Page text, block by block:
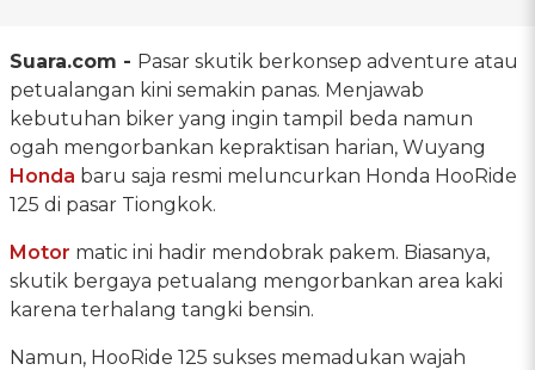
Suara.com - Pasar skutik berkonsep adventure atau
petualangan kini semakin panas. Menjawab
kebutuhan biker yang ingin tampil beda namun
ogah mengorbankan kepraktisan harian, Wuyang
Honda baru saja resmi meluncurkan Honda HooRide
125 di pasar Tiongkok.
Motor matic ini hadir mendobrak pakem. Biasanya,
skutik bergaya petualang mengorbankan area kaki
karena terhalang tangki bensin.
Namun, HooRide 125 sukses memadukan wajah